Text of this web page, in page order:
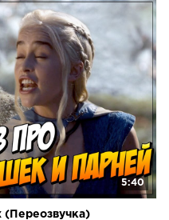
5:40
(Переозвучка)